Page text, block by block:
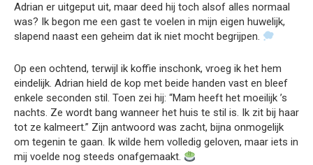
Adrian er uitgeput uit, maar deed hij toch alsof alles normaal
was? Ik begon me een gast te voelen in mijn eigen huwelijk,
slapend naast een geheim dat ik niet mocht begrijpen.
Op een ochtend, terwijl ik koffie inschonk, vroeg ik het hem
eindelijk. Adrian hield de kop met beide handen vast en bleef
enkele seconden stil. Toen zei hij: “Mam heeft het moeilijk ’s
nachts. Ze wordt bang wanneer het huis te stil is. Ik zit bij haar
tot ze kalmeert.” Zijn antwoord was zacht, bijna onmogelijk
om tegenin te gaan. Ik wilde hem volledig geloven, maar iets in
mij voelde nog steeds onafgemaakt.